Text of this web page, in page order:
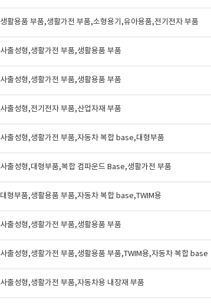
생활용품 부품,생활가전 부품,소형용기,유아용품,전기전자 부품
사출성형,생활가전 부품,생활용품 부품
사출성형,생활가전 부품,생활용품 부품
사출성형,전기전자 부품,산업자재 부품
사출성형,생활가전 부품,자동차 복합 base,대형부품
사출성형,대형부품,복합 컴파운드 Base,생활가전 부품
대형부품,생활용품 부품,자동차 복합 base,TWIM용
사출성형,생활가전 부품,생활용품 부품
사출성형,생활가전 부품,생활용품 부품,TWIM용,자동차 복합 base
사출성형,생활가전 부품,자동차용 내장재 부품